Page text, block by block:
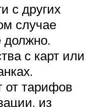
с других
случае
должно.
с карт или
от тарифов
из